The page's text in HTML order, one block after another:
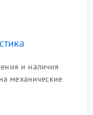
и наличия
механические
вывода
артефактов на